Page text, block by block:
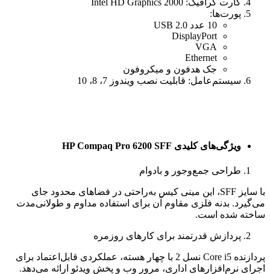
کارت گرافیک: Intel HD Graphics 2000
پورت‌ها:
10 عدد USB 2.0
DisplayPort
VGA
Ethernet
جک هدفون و میکروفون
سیستم‌عامل: قابلیت نصب ویندوز 7، 8، 10
ویژگی‌های کلیدی HP Compaq Pro 6200 SFF
طراحی جمع‌وجور و بادوام
با سایز SFF، این مینی کیس به‌راحتی در فضاهای محدود جای
می‌گیرد. بدنه فلزی مقاوم آن برای استفاده مداوم و طولانی‌مدت
ساخته شده است.
پردازش قدرتمند برای کارهای روزمره
پردازنده Core i5 نسل 2 با چهار هسته، عملکردی قابل‌اعتماد برای
اجرای نرم‌افزارهای اداری، مرور وب و پخش ویدئو ارائه می‌دهد.